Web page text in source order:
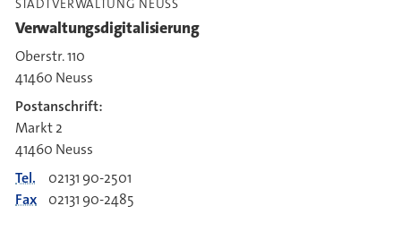
STADTVERWALTUNG NEUSS
Verwaltungsdigitalisierung
Oberstr. 110
41460 Neuss
Postanschrift:
Markt 2
41460 Neuss
Tel.
02131 90-2501
Fax
02131 90-2485